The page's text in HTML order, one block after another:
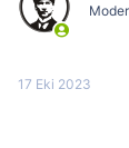
17 Eki 2023